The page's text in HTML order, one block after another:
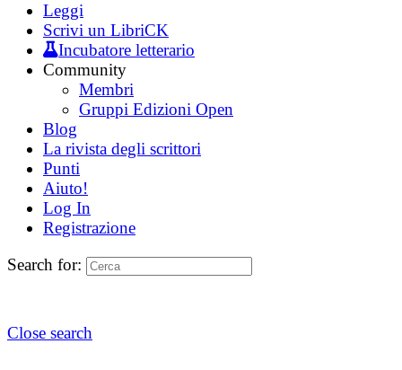
Leggi
Scrivi un LibriCK
Incubatore letterario
Community
Membri
Gruppi Edizioni Open
Blog
La rivista degli scrittori
Punti
Aiuto!
Log In
Registrazione
Search for:
Close search